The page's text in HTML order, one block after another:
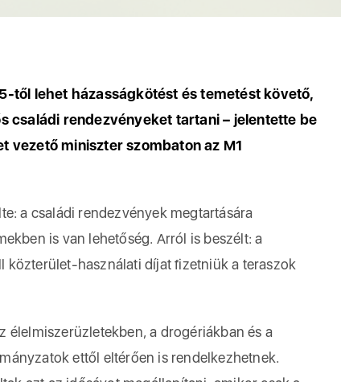
től lehet házasságkötést és temetést követő,
családi rendezvényeket tartani – jelentette be
vezető miniszter szombaton az M1
a családi rendezvények megtartására
is van lehetőség. Arról is beszélt: a
közterület-használati díjat fizetniük a teraszok
élelmiszerüzletekben, a drogériákban és a
ettől eltérően is rendelkezhetnek.